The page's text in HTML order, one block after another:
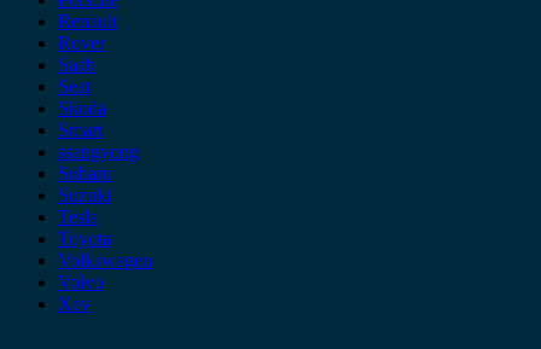
Renault
Rover
Saab
Seat
Skoda
Smart
ssangyong
Subaru
Suzuki
Tesla
Toyota
Volkswagen
Volvo
Xev